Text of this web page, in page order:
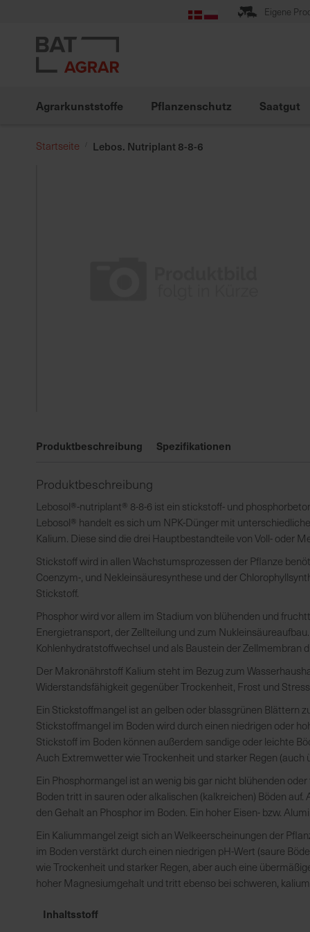
springen
Eigene
Agrarkunststoffe Pflanzenschutz Saatgut
Startseite Lebos. Nutriplant 8-8-6
der
springen
Produktbeschreibung Spezifikationen
Produktbeschreibung
Lebosol®-nutriplant® 8-8-6 ist ein stickstoff- und
Lebosol® handelt es sich um NPK-Dünger mit
Kalium. Diese sind die drei Hauptbestandteile von Voll- oder
Stickstoff wird in allen Wachstumsprozessen der Pflanze
Coenzym-, und Nekleinsäuresynthese und der
Stickstoff.
Phosphor wird vor allem im Stadium von blühenden und
Energietransport, der Zellteilung und zum
Kohlenhydratstoffwechsel und als Baustein der Zellmembran
Der Makronährstoff Kalium steht im Bezug zum
Widerstandsfähigkeit gegenüber Trockenheit, Frost und
Ein Stickstoffmangel ist an gelben oder blassgrünen Blättern
Stickstoffmangel im Boden wird durch einen niedrigen oder
Stickstoff im Boden können außerdem sandige oder leichte
Auch Extremwetter wie Trockenheit und starker Regen
Ein Phosphormangel ist an wenig bis gar nicht blühenden
Boden tritt in sauren oder alkalischen (kalkreichen) Böden
den Gehalt an Phosphor im Boden. Ein hoher Eisen- bzw.
Ein Kaliummangel zeigt sich an Welkeerscheinungen der
im Boden verstärkt durch einen niedrigen pH-Wert (saure
wie Trockenheit und starker Regen, aber auch eine
hoher Magnesiumgehalt und tritt ebenso bei schweren,
Inhaltsstoff